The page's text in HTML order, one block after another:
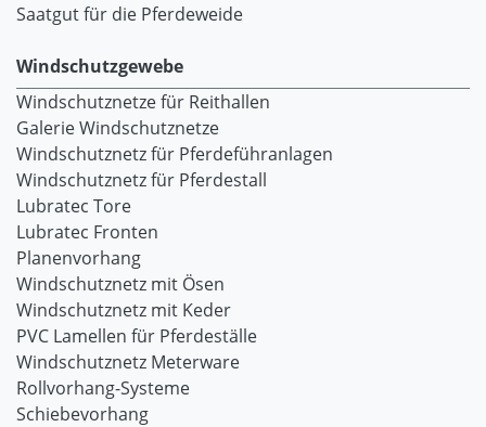
Saatgut für die Pferdeweide
Windschutzgewebe
Windschutznetze für Reithallen
Galerie Windschutznetze
Windschutznetz für Pferdeführanlagen
Windschutznetz für Pferdestall
Lubratec Tore
Lubratec Fronten
Planenvorhang
Windschutznetz mit Ösen
Windschutznetz mit Keder
PVC Lamellen für Pferdeställe
Windschutznetz Meterware
Rollvorhang-Systeme
Schiebevorhang